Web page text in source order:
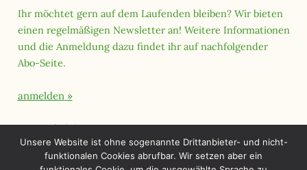
Ihr möchtet gern auf dem Laufenden bleiben? Wir bieten
einen regelmäßigen Newsletter an! Weitere Informationen
und die Anmeldung dazu findet ihr auf nachfolgender
Abo-Seite.
anmelden
Unsere Website ist ohne sogenannte Drittanbieter- und nicht-
funktionalen Cookies abrufbar. Wir setzen aber ein